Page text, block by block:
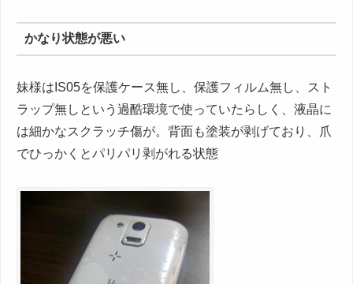
かなり状態が悪い
妹様はIS05を保護ケース無し、保護フィルム無し、スト
ラップ無しという過酷環境で使っていたらしく、液晶に
は細かなスクラッチ傷が。背面も塗装が剥げており、爪
でひっかくとパリパリ剥がれる状態